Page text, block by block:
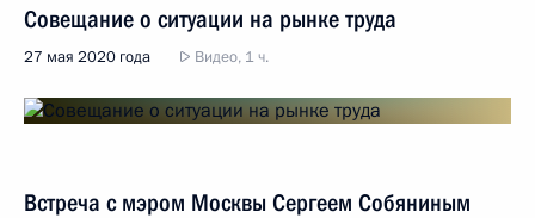
Совещание о ситуации на рынке труда
27 мая 2020 года Видео, 1 ч.
Встреча с мэром Москвы Сергеем Собяниным